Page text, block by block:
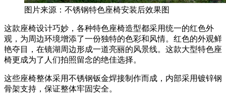
图片来源：不锈钢特色座椅安装后效果图
这款座椅设计巧妙，各种特色座椅造型都采用统一的红色外
观，为周边环境增添了一份独特的色彩和风情。红色的外观鲜
艳夺目，在镜湖周边形成一道亮丽的风景线。这款大型特色座
椅更成为了人们拍照留念的绝佳选择。
这些座椅整体采用不锈钢钣金焊接制作而成，内部采用镀锌钢
骨架支持，保证整体牢固安全。